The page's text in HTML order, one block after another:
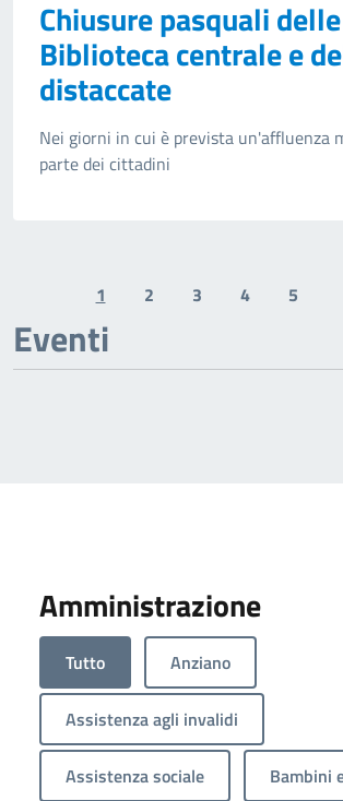
Chiusure pasquali delle
Biblioteca centrale e
distaccate
Nei giorni in cui è prevista un'affluenza
parte dei cittadini
Previous page
1 2 3 4 5
Eventi
Amministrazione
Tutto Anziano
Assistenza agli invalidi
Assistenza sociale Bambini